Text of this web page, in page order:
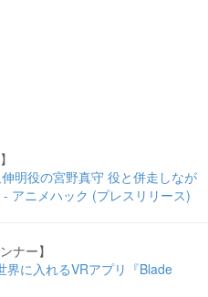
明役の宮野真守 役と併走しなが
アニメハック (プレスリリース)
ナー】
に入れるVRアプリ『Blade